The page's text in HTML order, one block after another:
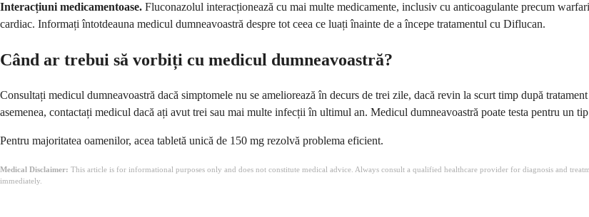
Interacțiuni medicamentoase. Fluconazolul interacționează cu mai multe medicamente, inclusiv cu anticoagulante precum
cardiac. Informați întotdeauna medicul dumneavoastră despre tot ceea ce luați înainte de a începe tratamentul cu Diflucan.
Când ar trebui să vorbiți cu medicul dumneavoastră?
Consultați medicul dumneavoastră dacă simptomele nu se ameliorează în decurs de trei zile, dacă revin la scurt timp după
asemenea, contactați medicul dacă ați avut trei sau mai multe infecții în ultimul an. Medicul dumneavoastră poate testa pentru un
Pentru majoritatea oamenilor, acea tabletă unică de 150 mg rezolvă problema eficient.
Medical Disclaimer: This article is for informational purposes only and does not constitute medical advice. Always consult a qualified healthcare provider for diagnosis and
immediately.